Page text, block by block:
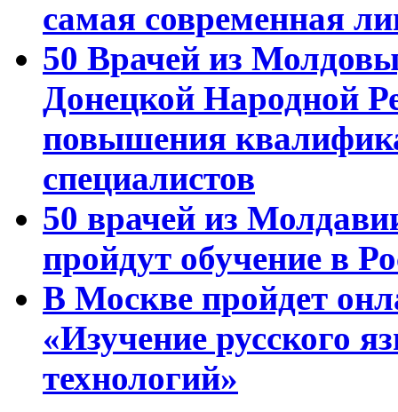
самая современная
50 Врачей из
Донецкой Народной
повышения
специалистов
50 врачей из
пройдут обучение в
В Москве пройдет
«Изучение русского
технологий»